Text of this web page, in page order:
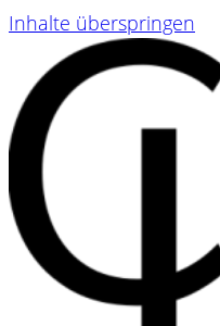
Inhalte überspringen